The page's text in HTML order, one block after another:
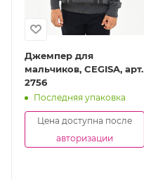
Джемпер для
мальчиков, CEGISA, арт.
2756
Последняя упаковка
Цена доступна после
авторизации